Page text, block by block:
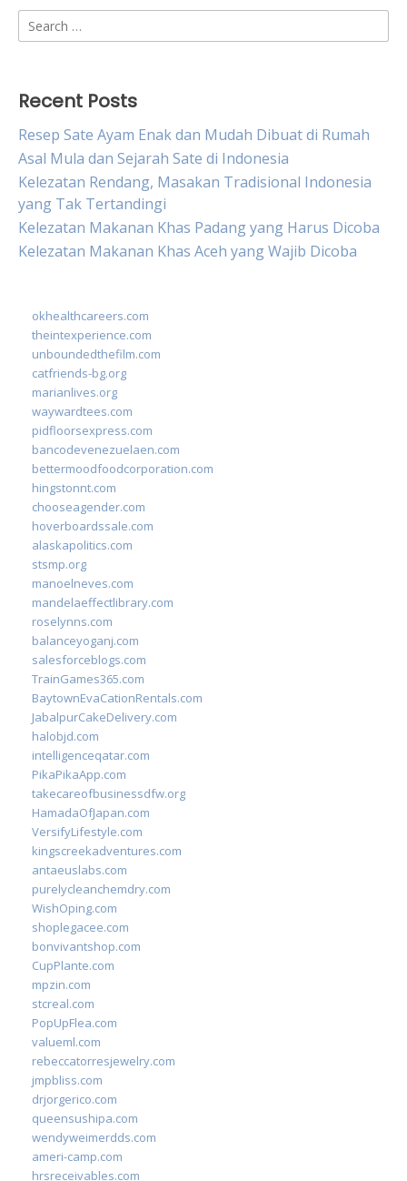
Search
for:
Recent Posts
Resep Sate Ayam Enak dan Mudah Dibuat di Rumah
Asal Mula dan Sejarah Sate di Indonesia
Kelezatan Rendang, Masakan Tradisional Indonesia
yang Tak Tertandingi
Kelezatan Makanan Khas Padang yang Harus Dicoba
Kelezatan Makanan Khas Aceh yang Wajib Dicoba
okhealthcareers.com
theintexperience.com
unboundedthefilm.com
catfriends-bg.org
marianlives.org
waywardtees.com
pidfloorsexpress.com
bancodevenezuelaen.com
bettermoodfoodcorporation.com
hingstonnt.com
chooseagender.com
hoverboardssale.com
alaskapolitics.com
stsmp.org
manoelneves.com
mandelaeffectlibrary.com
roselynns.com
balanceyoganj.com
salesforceblogs.com
TrainGames365.com
BaytownEvaCationRentals.com
JabalpurCakeDelivery.com
halobjd.com
intelligenceqatar.com
PikaPikaApp.com
takecareofbusinessdfw.org
HamadaOfJapan.com
VersifyLifestyle.com
kingscreekadventures.com
antaeuslabs.com
purelycleanchemdry.com
WishOping.com
shoplegacee.com
bonvivantshop.com
CupPlante.com
mpzin.com
stcreal.com
PopUpFlea.com
valueml.com
rebeccatorresjewelry.com
jmpbliss.com
drjorgerico.com
queensushipa.com
wendyweimerdds.com
ameri-camp.com
hrsreceivables.com